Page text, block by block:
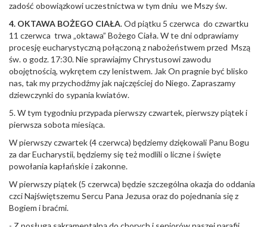
zadość obowiązkowi uczestnictwa w tym dniu we Mszy św.
4. OKTAWA BOŻEGO CIAŁA. Od piątku 5 czerwca do czwartku
11 czerwca trwa „oktawa” Bożego Ciała. W te dni odprawiamy
procesję eucharystyczną połączoną z nabożeństwem przed Mszą
św. o godz. 17:30. Nie sprawiajmy Chrystusowi zawodu
obojętnością, wykrętem czy lenistwem. Jak On pragnie być blisko
nas, tak my przychodźmy jak najczęściej do Niego. Zapraszamy
dziewczynki do sypania kwiatów.
5. W tym tygodniu przypada pierwszy czwartek, pierwszy piątek i
pierwsza sobota miesiąca.
W pierwszy czwartek (4 czerwca) będziemy dziękowali Panu Bogu
za dar Eucharystii, będziemy się też modlili o liczne i święte
powołania kapłańskie i zakonne.
W pierwszy piątek (5 czerwca) będzie szczególna okazja do oddania
czci Najświętszemu Sercu Pana Jezusa oraz do pojednania się z
Bogiem i braćmi.